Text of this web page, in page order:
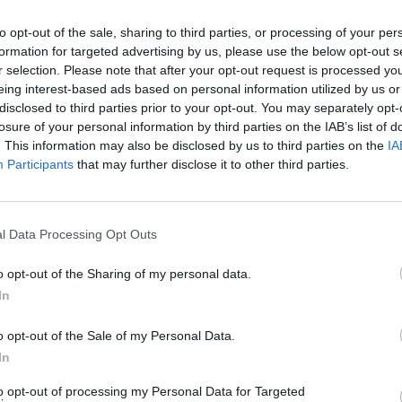
opt-out of the sale, sharing to third parties, or processing of your
for targeted advertising by us, please use the below opt-out
selection. Please note that after your opt-out request is processed
interest-based ads based on personal information utilized by us
to third parties prior to your opt-out. You may separately
of your personal information by third parties on the IAB’s list of
This information may also be disclosed by us to third parties on the
Participants that may further disclose it to other third parties.
Data Processing Opt Outs
opt-out of the Sharing of my personal data.
opt-out of the Sale of my Personal Data.
opt-out of processing my Personal Data for Targeted
prisijungė prie Sostinės krepšinio
programos veiklą ir eis sporto konsultantės
dirbti su Lietuvos moterų rinktine, buvusi
pasiruošusi padėti viskuo, kuo gali.
grįžtu kitame amplua. Džiugu, kad rinktinės
moterų krepšinio dalimi. Ateinu atvirta
kuo galiu. Turiu, ką duoti, turiu minčių,
kilimo. Ypač dabar, kai realiai kovojame dėl
o po kelių metų artėja ir Lietuvoje
čempionatas“, – pažymėjo septynis kartus
G. Petronytė.